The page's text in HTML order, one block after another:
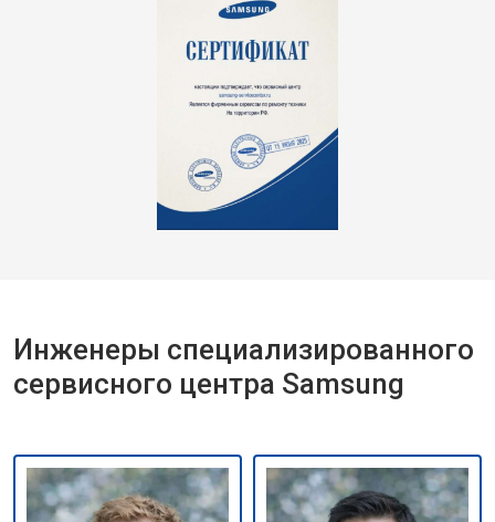
Инженеры специализированного
сервисного центра Samsung